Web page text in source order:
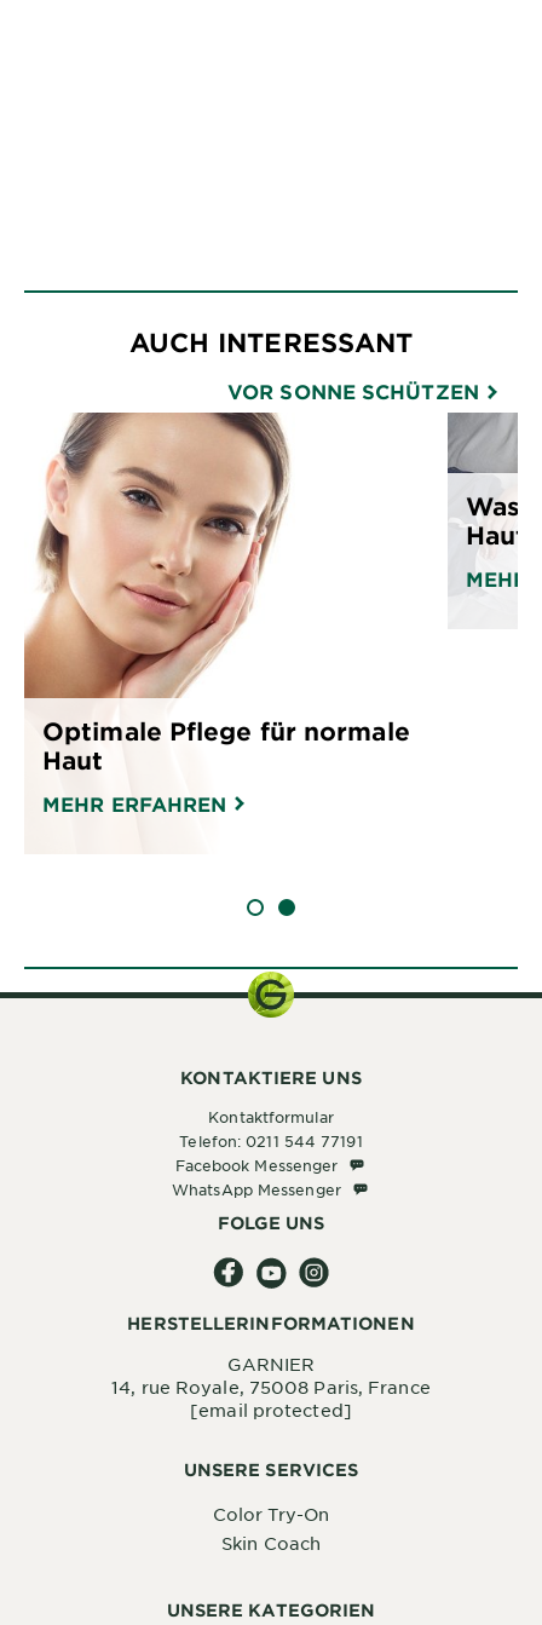
AUCH INTERESSANT
VOR SONNE SCHÜTZEN
Optimale Pflege für normale
Haut
MEHR ERFAHREN
Was
Haut?
MEHR
SLIDE 1SLIDE 2
UNSERE SERVICES
Color Try-On
Skin Coach
UNSERE KATEGORIEN
KONTAKTIERE UNS
Kontaktformular
Telefon: 0211 544 77191
Facebook Messenger Facebook Messenger
WhatsApp MessengerWhatsApp Messenger
FOLGE UNS
HERSTELLERINFORMATIONEN
GARNIER
14, rue Royale, 75008 Paris, France
[email protected]